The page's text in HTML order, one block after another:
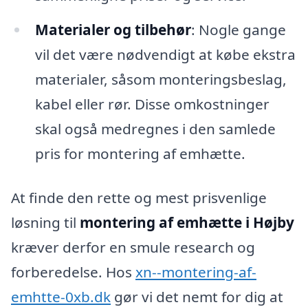
Materialer og tilbehør: Nogle gange
vil det være nødvendigt at købe ekstra
materialer, såsom monteringsbeslag,
kabel eller rør. Disse omkostninger
skal også medregnes i den samlede
pris for montering af emhætte.
At finde den rette og mest prisvenlige
løsning til montering af emhætte i Højby
kræver derfor en smule research og
forberedelse. Hos xn--montering-af-
emhtte-0xb.dk gør vi det nemt for dig at